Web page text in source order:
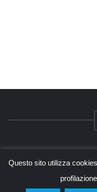
© 2026 -
Questo sito è protetto da Google
Questo sito utilizza